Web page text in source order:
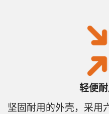
轻便
坚固耐用的外壳，采用